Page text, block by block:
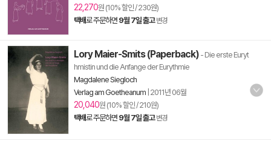
22,270원 (10% 할인 / 230원)
택배로 주문하면 9월 7일 출고 변경
Lory Maier-Smits (Paperback) - Die erste Euryt
hmistin und die Anfange der Eurythmie
Magdalene Siegloch
Verlag am Goetheanum 2011년 06월
20,040원 (10% 할인 / 210원)
택배로 주문하면 9월 7일 출고 변경